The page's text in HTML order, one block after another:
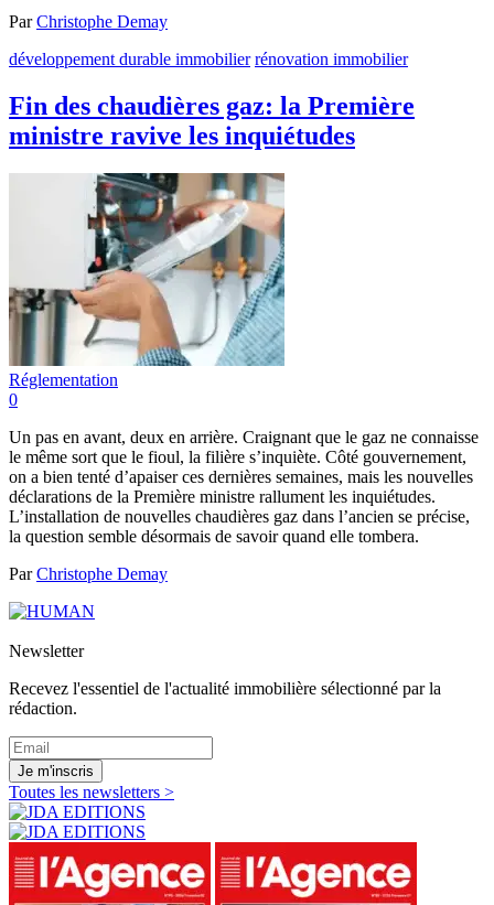
ParChristophe Demay
développement durable immobilier rénovation immobilier
Fin des chaudières gaz: la Première
ministre ravive les inquiétudes
Réglementation
0
Un pas en avant, deux en arrière. Craignant que le gaz ne connaisse
le même sort que le fioul, la filière s’inquiète. Côté gouvernement,
on a bien tenté d’apaiser ces dernières semaines, mais les nouvelles
déclarations de la Première ministre rallument les inquiétudes.
L’installation de nouvelles chaudières gaz dans l’ancien se précise,
la question semble désormais de savoir quand elle tombera.
ParChristophe Demay
Newsletter
Recevez l'essentiel de l'actualité immobilière sélectionné par la
rédaction.
Je m'inscris
Toutes les newsletters >